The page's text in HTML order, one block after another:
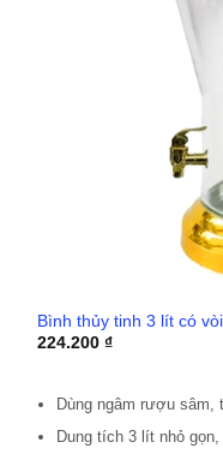
Bình thủy tinh 3 lít có
224.200₫
Dùng ngâm rượu sâm,
Dung tích 3 lít nhỏ